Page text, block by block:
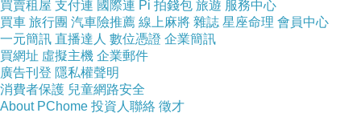
買賣租屋 支付連 國際連 Pi 拍錢包 旅遊 服務中心
買車 旅行團 汽車險推薦 線上麻將 雜誌 星座命理 會員中心
一元簡訊 直播達人 數位憑證 企業簡訊
買網址 虛擬主機 企業郵件
廣告刊登 隱私權聲明
消費者保護 兒童網路安全
About PChome 投資人聯絡 徵才